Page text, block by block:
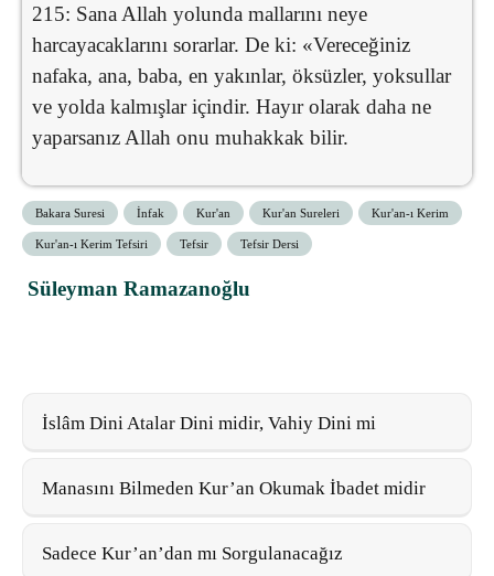
215: Sana Allah yolunda mallarını neye
harcayacaklarını sorarlar. De ki: «Vereceğiniz
nafaka, ana, baba, en yakınlar, öksüzler, yoksullar
ve yolda kalmışlar içindir. Hayır olarak daha ne
yaparsanız Allah onu muhakkak bilir.
Bakara Suresi İnfak Kur'an Kur'an Sureleri Kur'an-ı Kerim
Kur'an-ı Kerim Tefsiri Tefsir Tefsir Dersi
Süleyman Ramazanoğlu
İslâm Dini Atalar Dini midir, Vahiy Dini mi
Manasını Bilmeden Kur’an Okumak İbadet midir
Sadece Kur’an’dan mı Sorgulanacağız